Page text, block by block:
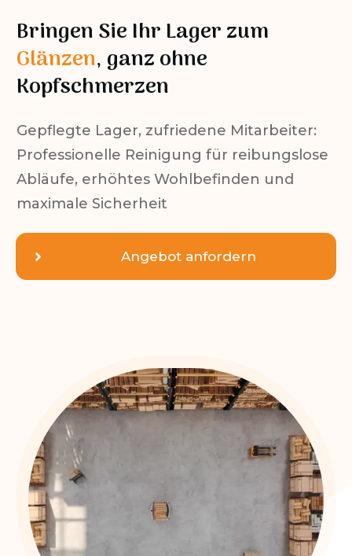
Bringen Sie Ihr Lager zum
Glänzen, ganz ohne
Kopfschmerzen
Gepflegte Lager, zufriedene Mitarbeiter:
Professionelle Reinigung für reibungslose
Abläufe, erhöhtes Wohlbefinden und
maximale Sicherheit
Angebot anfordern